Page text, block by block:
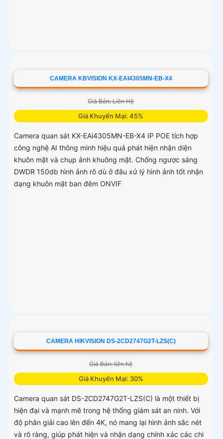
CAMERA KBVISION KX-EAI4305MN-EB-X4
Giá Bán: Liên Hệ
Giá Khuyến Mại: 45%
Camera quan sát KX-EAi4305MN-EB-X4 IP POE tích hợp
công nghệ AI thông minh hiệu quả phát hiện nhận diện
khuôn mặt và chụp ảnh khuông mặt. Chống ngược sáng
DWDR 150db hình ảnh rõ dù ở đâu xử lý hình ảnh tốt nhận
dạng khuôn mặt ban đêm ONVIF
CAMERA HIKVISION DS-2CD2747G2T-LZS(C)
Giá Bán: liên hệ
Giá Khuyến Mại: 30%
Camera quan sát DS-2CD2747G2T-LZS(C) là một thiết bị
hiện đại và mạnh mẽ trong hệ thống giám sát an ninh. Với
độ phân giải cao lên đến 4K, nó mang lại hình ảnh sắc nét
và rõ ràng, giúp phát hiện và nhận dạng chính xác các chi